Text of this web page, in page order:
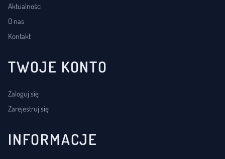
Aktualności
O nas
Kontakt
TWOJE KONTO
Zaloguj się
Zarejestruj się
INFORMACJE